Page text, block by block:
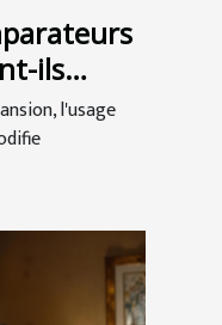
ils
l'usage